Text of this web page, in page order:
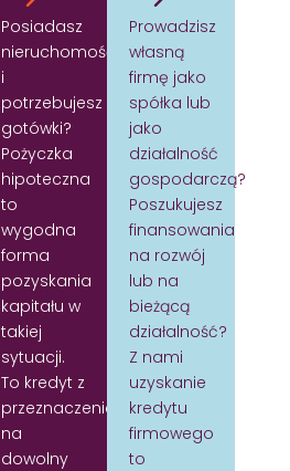
Posiadasz
nieruchomość
i
potrzebujesz
gotówki?
Pożyczka
hipoteczna
to
wygodna
forma
pozyskania
kapitału w
takiej
sytuacji.
To kredyt z
przeznaczeniem
na
dowolny
Prowadzisz
własną
firmę jako
spółka lub
jako
działalność
gospodarczą?
Poszukujesz
finansowania
na rozwój
lub na
bieżącą
działalność?
Z nami
uzyskanie
kredytu
firmowego
to